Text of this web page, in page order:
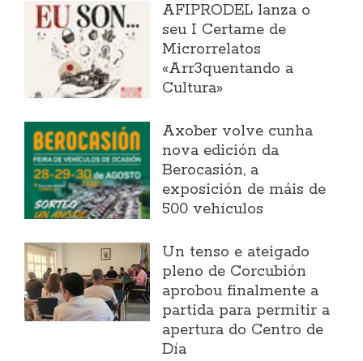
AFIPRODEL lanza o
seu I Certame de
Microrrelatos
«Arr3quentando a
Cultura»
Axober volve cunha
nova edición da
Berocasión, a
exposición de máis de
500 vehículos
Un tenso e ateigado
pleno de Corcubión
aprobou finalmente a
partida para permitir a
apertura do Centro de
Día